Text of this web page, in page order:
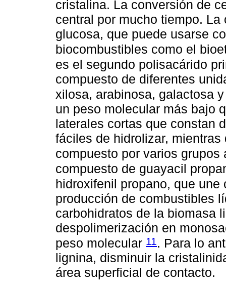
cristalina. La conversión de
central por mucho tiempo.
glucosa, que puede usarse
biocombustibles como el
es el segundo polisacárido
compuesto de diferentes
xilosa, arabinosa, galactosa
un peso molecular más bajo
laterales cortas que constan
fáciles de hidrolizar,
compuesto por varios
compuesto de guayacil
hidroxifenil propano, que
producción de combustibles
carbohidratos de la biomasa
despolimerización en
peso molecular 11. Para lo
lignina, disminuir la
área superficial de contacto.